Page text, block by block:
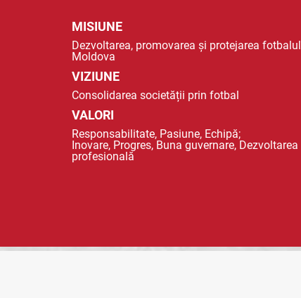
MISIUNE
Dezvoltarea, promovarea și protejarea
Moldova
VIZIUNE
Consolidarea societății prin fotbal
VALORI
Responsabilitate, Pasiune, Echipă;
Inovare, Progres, Buna guvernare, Dezvoltarea
profesională